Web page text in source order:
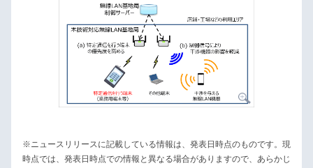
※ニュースリリースに記載している情報は、発表日時点のものです。現
時点では、発表日時点での情報と異なる場合がありますので、あらかじ